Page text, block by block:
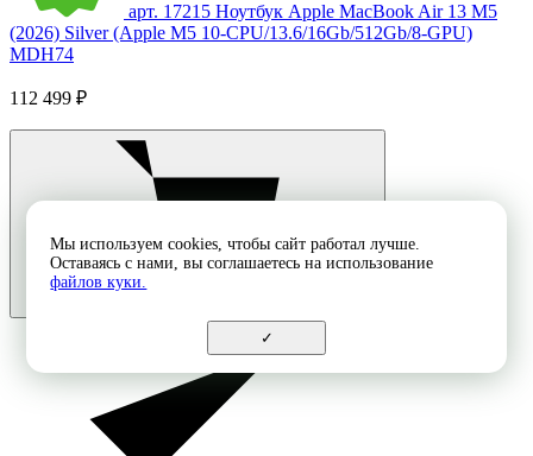
арт. 17215 Ноутбук Apple MacBook Air 13 M5
(2026) Silver (Apple M5 10-CPU/13.6/16Gb/512Gb/8-GPU)
MDH74
112 499 ₽
Мы используем cookies, чтобы сайт работал лучше.
Оставаясь с нами, вы соглашаетесь на использование
файлов куки.
✓